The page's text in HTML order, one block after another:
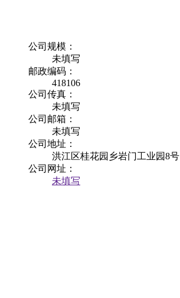
公司规模：
未填写
邮政编码：
418106
公司传真：
未填写
公司邮箱：
未填写
公司地址：
洪江区桂花园乡岩门工业园8号
公司网址：
未填写